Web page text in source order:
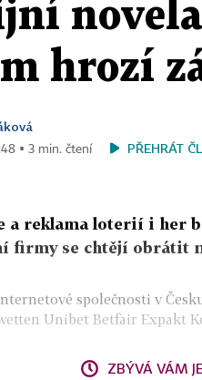
hrozí
▪ 3 min. čtení PŘEHRÁT
a reklama loterií i her
firmy se chtějí obrátit
společnosti v
Unibet Betfair Expakt
ZBÝVÁ VÁM